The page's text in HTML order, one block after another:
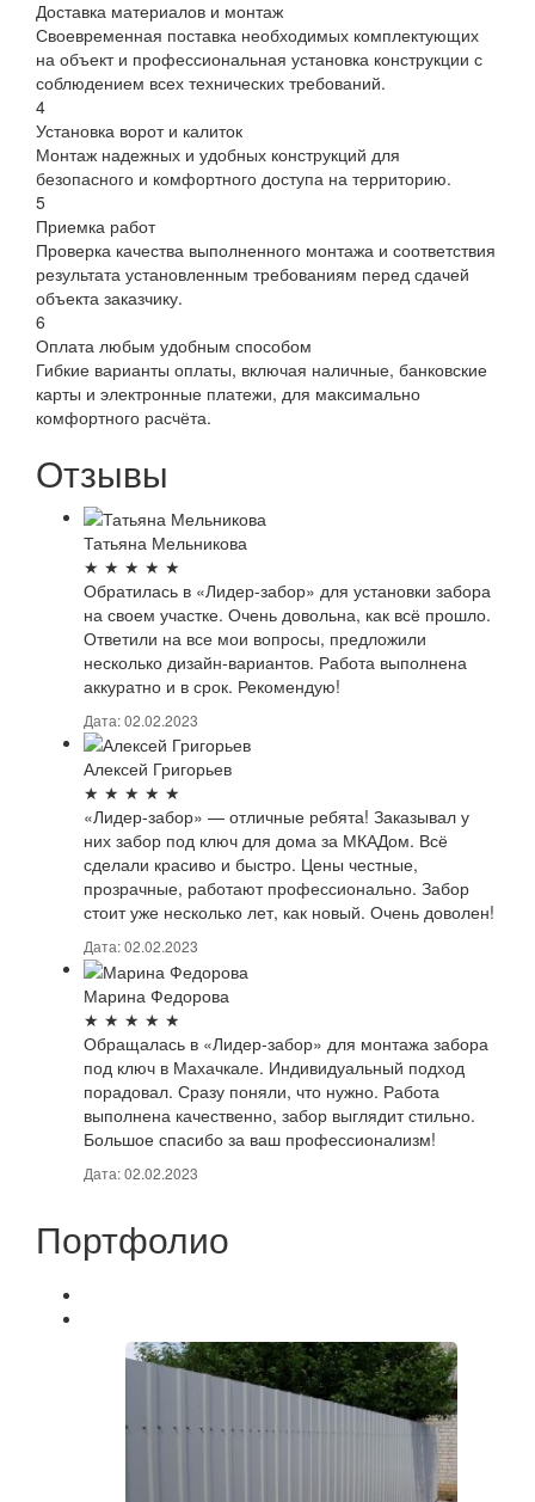
Доставка материалов и монтаж
Своевременная поставка необходимых комплектующих
на объект и профессиональная установка конструкции с
соблюдением всех технических требований.
4
Установка ворот и калиток
Монтаж надежных и удобных конструкций для
безопасного и комфортного доступа на территорию.
5
Приемка работ
Проверка качества выполненного монтажа и соответствия
результата установленным требованиям перед сдачей
объекта заказчику.
6
Оплата любым удобным способом
Гибкие варианты оплаты, включая наличные, банковские
карты и электронные платежи, для максимально
комфортного расчёта.
Отзывы
Татьяна Мельникова
★ ★ ★ ★ ★
Обратилась в «Лидер-забор» для установки забора
на своем участке. Очень довольна, как всё прошло.
Ответили на все мои вопросы, предложили
несколько дизайн-вариантов. Работа выполнена
аккуратно и в срок. Рекомендую!
Дата: 02.02.2023
Алексей Григорьев
★ ★ ★ ★ ★
«Лидер-забор» — отличные ребята! Заказывал у
них забор под ключ для дома за МКАДом. Всё
сделали красиво и быстро. Цены честные,
прозрачные, работают профессионально. Забор
стоит уже несколько лет, как новый. Очень доволен!
Дата: 02.02.2023
Марина Федорова
★ ★ ★ ★ ★
Обращалась в «Лидер-забор» для монтажа забора
под ключ в Махачкале. Индивидуальный подход
порадовал. Сразу поняли, что нужно. Работа
выполнена качественно, забор выглядит стильно.
Большое спасибо за ваш профессионализм!
Дата: 02.02.2023
Портфолио